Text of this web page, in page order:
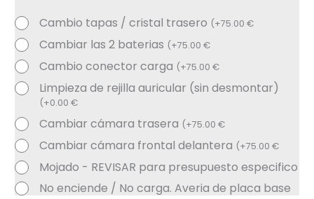
Cambio tapas / cristal trasero (+75.00€
Cambiar las 2 baterias (+75.00€
Cambio conector carga (+75.00€
Limpieza de rejilla auricular (sin desmontar)
(+0.00€
Cambiar cámara trasera (+75.00€
Cambiar cámara frontal delantera (+75.00€
Mojado - REVISAR para presupuesto especifico
No enciende / No carga. Averia de placa base